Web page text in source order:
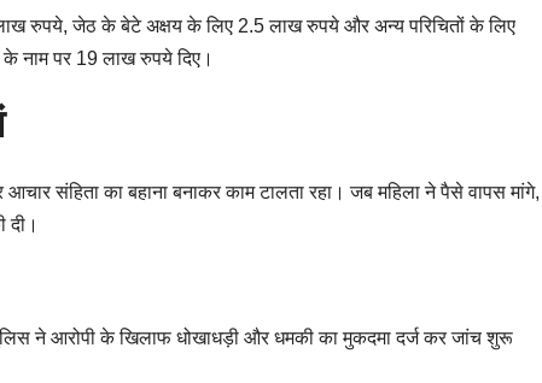
रुपये, जेठ के बेटे अक्षय के लिए 2.5 लाख रुपये और अन्य परिचितों के लिए
नाम पर 19 लाख रुपये दिए।
संहिता का बहाना बनाकर काम टालता रहा। जब महिला ने पैसे वापस मांगे,
दी।
ने आरोपी के खिलाफ धोखाधड़ी और धमकी का मुकदमा दर्ज कर जांच शुरू